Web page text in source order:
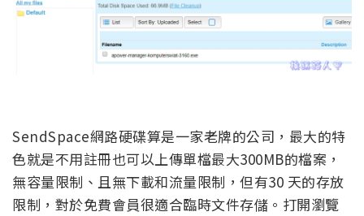
SendSpace網路硬碟算是一家老牌的公司，最大的特
色就是不用註冊也可以上傳單檔最大300MB的檔案，
無容量限制、且無下載和流量限制，但有30 天的存放
限制，對於免費會員很適合臨時文件存儲。打開瀏覽